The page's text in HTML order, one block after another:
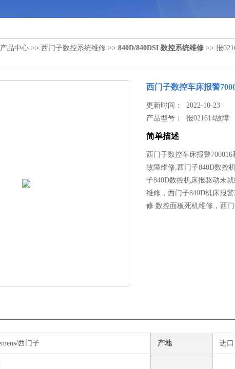
产品中心 >> 西门子数控系统维修 >> 840D/840DSL数控系统维修 >> 报
西门子数控车床报警
更新时间： 2022-10-23
产品型号：报021614故障
简单描述
西门子数控车床报警
故障维修,西门子840D数控
子840D数控机床报驱动未
维修，西门子840D机床报
修 数控面板死机维修，西
西门子 产地 进口